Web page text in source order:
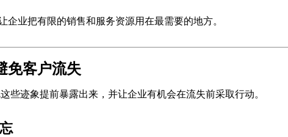
业把有限的销售和服务资源用在最需要的地方。
免客户流失
些迹象提前暴露出来，并让企业有机会在流失前采取行动。